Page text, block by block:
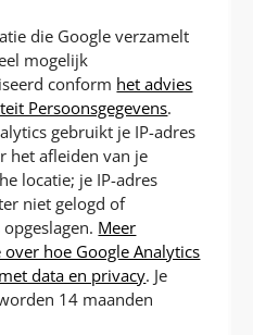
die Google verzamelt
mogelijk
conform het advies
Persoonsgegevens.
gebruikt je IP-adres
het afleiden van je
locatie; je IP-adres
niet gelogd of
Meer
hoe Google Analytics
data en privacy. Je
14 maanden